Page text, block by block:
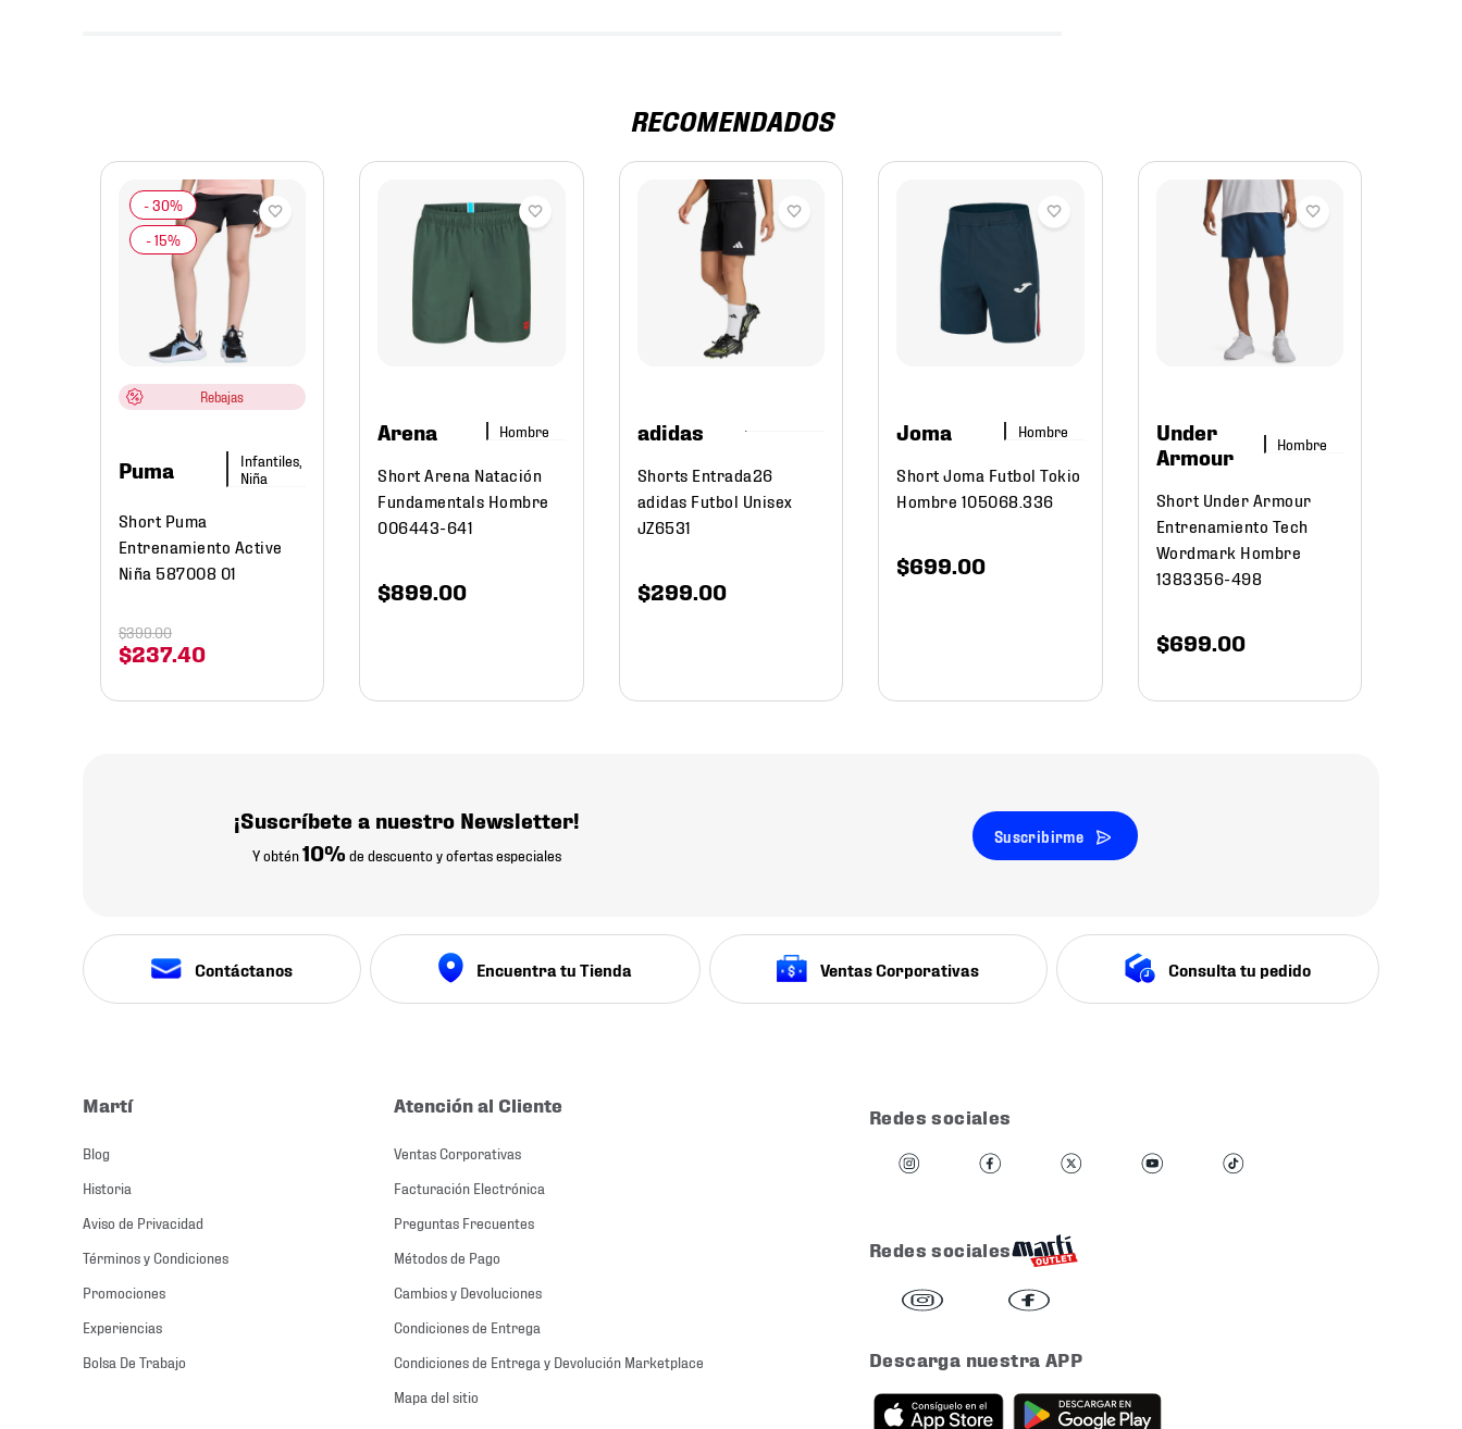
RECOMENDADOS
Rebajas
Puma
Infantiles,
Niña
Short Puma
Entrenamiento Active
Niña 587008 01
$237.40
$399.00
Arena Hombre
Short Arena Natación
Fundamentals Hombre
006443-641
$899.00
adidas
Shorts Entrada26
adidas Futbol Unisex
JZ6531
$299.00
Joma Hombre
Short Joma Futbol Tokio
Hombre 105068.336
$699.00
Under
Armour
Hombre
Short Under Armour
Entrenamiento Tech
Wordmark Hombre
1383356-498
$699.00
¡Suscríbete a nuestro Newsletter!
Y obtén10% de descuento y ofertas especiales
Suscribirme
Contáctanos Encuentra tu Tienda Ventas Corporativas Consulta tu pedido
Martí
Blog
Historia
Aviso de Privacidad
Términos y Condiciones
Promociones
Experiencias
Bolsa De Trabajo
Atención al Cliente
Ventas Corporativas
Facturación Electrónica
Preguntas Frecuentes
Métodos de Pago
Cambios y Devoluciones
Condiciones de Entrega
Condiciones de Entrega y Devolución Marketplace
Mapa del sitio
Redes sociales
Redes sociales
Descarga nuestra APP